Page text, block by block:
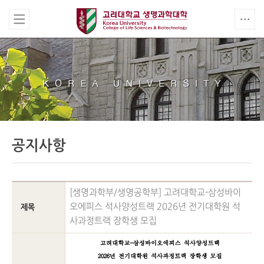
공지사항
제목
[생명과학부/생명공학부] 고려대학교-삼성바이
오에피스 석사양성트랙 2026년 전기대학원 석
사과정트랙 장학생 모집